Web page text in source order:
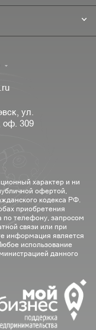
ул.
оф. 309
характер и ни
офертой,
кодекса РФ.
приобретения
по телефону, запросом
связи или при
информация является
использование
данного